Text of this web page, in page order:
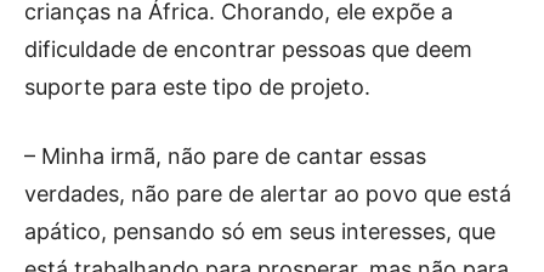
crianças na África. Chorando, ele expõe a
dificuldade de encontrar pessoas que deem
suporte para este tipo de projeto.
– Minha irmã, não pare de cantar essas
verdades, não pare de alertar ao povo que está
apático, pensando só em seus interesses, que